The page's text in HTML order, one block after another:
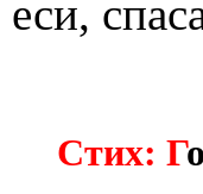
еси,
Стих: Г